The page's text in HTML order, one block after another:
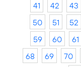
41
42 43
50
51 52
59
60 61
68
69 70